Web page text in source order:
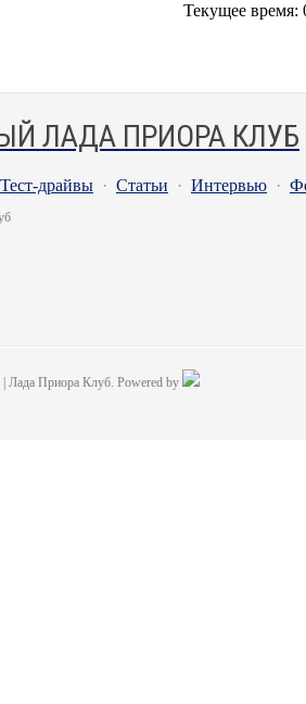
Текущее время:
ЛАДА ПРИОРА КЛУБ
Тест-драйвы · Статьи · Интервью ·
Лада Приора Клуб. Powered by